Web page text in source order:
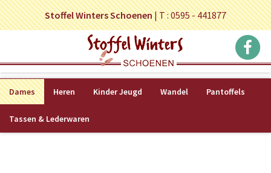
Stoffel Winters Schoenen|T : 0595 - 441877
Dames Heren Kinder Jeugd Wandel Pantoffels
Tassen & Lederwaren